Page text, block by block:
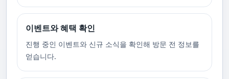
이벤트와 혜택 확인
진행 중인 이벤트와 신규 소식을 확인해 방문 전 정보를
얻습니다.